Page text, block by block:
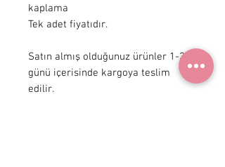
kaplama
Tek adet fiyatıdır.
Satın almış olduğunuz ürünler 1-3 iş
günü içerisinde kargoya teslim
edilir.